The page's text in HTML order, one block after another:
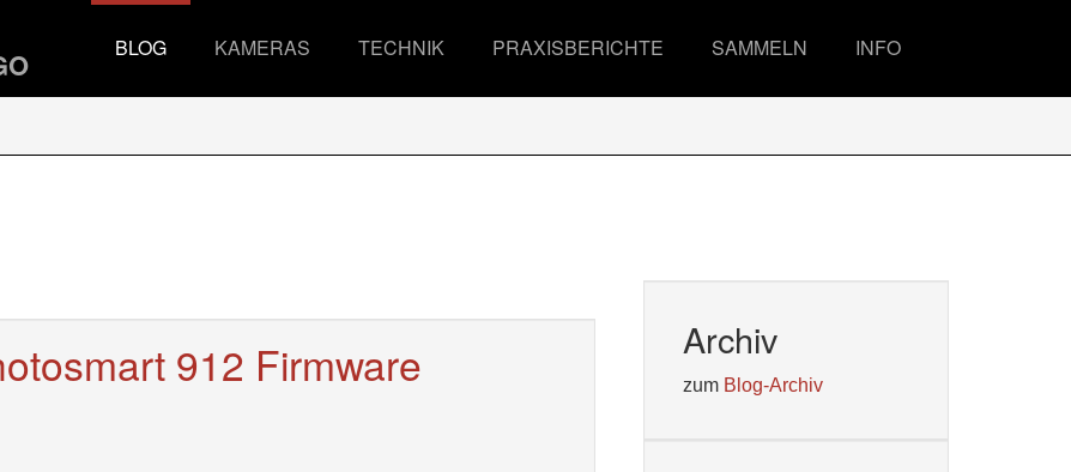
BLOG KAMERAS TECHNIK PRAXISBERICHTE SAMMELN INFO
912 Firmware Archiv
zum Blog-Archiv